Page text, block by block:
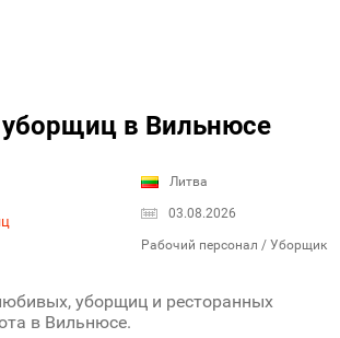
в Вильнюсе
Литва
03.08.2026
Рабочий персонал / Уборщик
уборщиц и ресторанных
в Вильнюсе.